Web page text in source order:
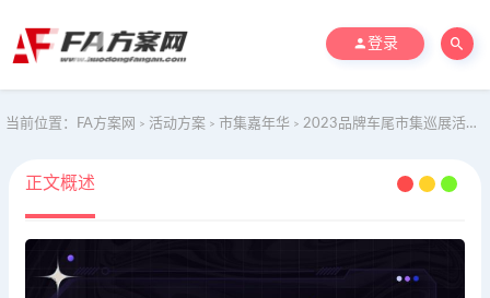
登录
当前位置： FA方案网 > 活动方案 > 市集嘉年华 > 2023品牌车尾市集巡展活动招商方案
正文概述